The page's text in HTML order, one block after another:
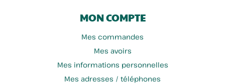
MON COMPTE
Mes commandes
Mes avoirs
Mes informations personnelles
Mes adresses / téléphones